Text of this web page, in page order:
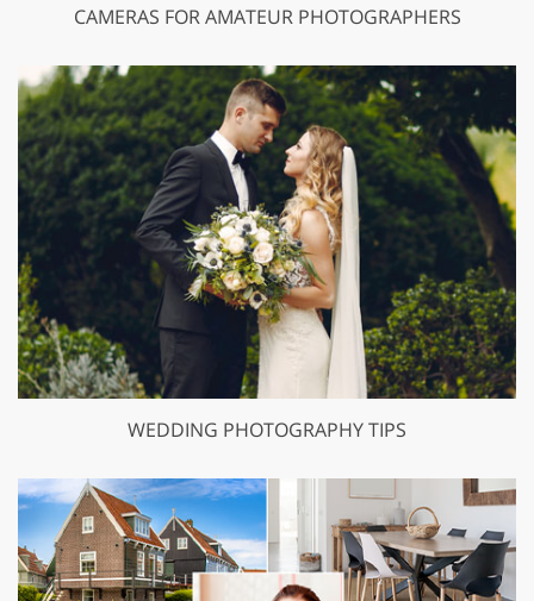
CAMERAS FOR AMATEUR PHOTOGRAPHERS
WEDDING PHOTOGRAPHY TIPS